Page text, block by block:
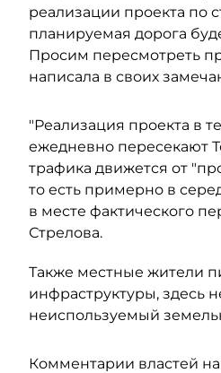
реализации проекта по
планируемая дорога
Просим пересмотреть
написала в своих
"Реализация проекта в
ежедневно пересекают
трафика движется от
то есть примерно в
в месте фактического
Стрелова.
Также местные жители
инфраструктуры, здесь
неиспользуемый
Комментарии властей